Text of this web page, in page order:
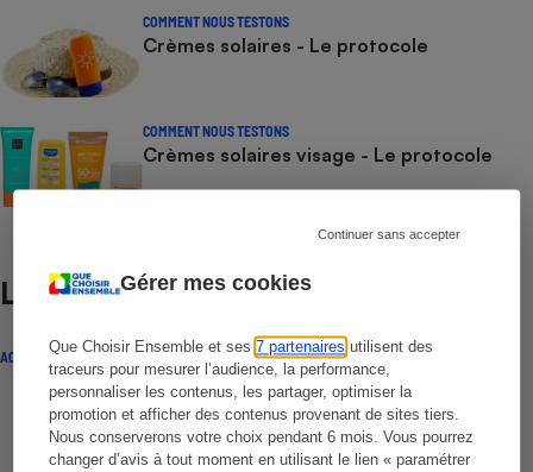
Gérer mes cookies
Que Choisir Ensemble et ses7 partenaires utilisent des
traceurs pour mesurer l’audience, la performance,
personnaliser les contenus, les partager, optimiser la
promotion et afficher des contenus provenant de sites tiers.
Nous conserverons votre choix pendant 6 mois. Vous pourrez
changer d’avis à tout moment en utilisant le lien « paramétrer
Continuer sans accepter
COMMENT NOUS TESTONS
Crèmes solaires - Le protocole
COMMENT NOUS TESTONS
Crèmes solaires visage - Le protocole
Lire aussi
ACTUALITÉ